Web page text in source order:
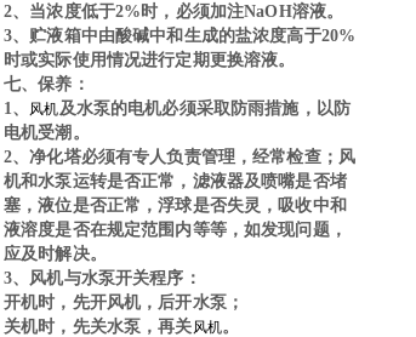
2、当浓度低于2%时，必须加注NaOH溶液。
3、贮液箱中由酸碱中和生成的盐浓度高于20%
时或实际使用情况进行定期更换溶液。
七、保养：
1、 风机及水泵的电机必须采取防雨措施，以防
电机受潮。
2、净化塔必须有专人负责管理，经常检查；风
机和水泵运转是否正常，滤液器及喷嘴是否堵
塞，液位是否正常，浮球是否失灵，吸收中和
液溶度是否在规定范围内等等，如发现问题，
应及时解决。
3、风机与水泵开关程序：
开机时，先开风机，后开水泵；
关机时，先关水泵，再关风机。